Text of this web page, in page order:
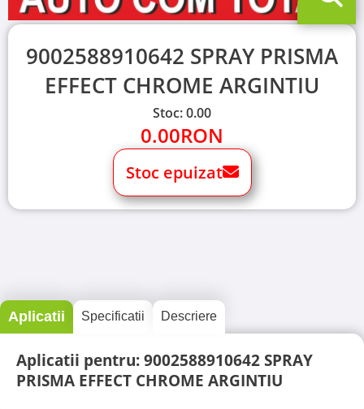
9002588910642 SPRAY PRISMA
EFFECT CHROME ARGINTIU
Stoc: 0.00
0.00RON
Stoc epuizat
Aplicatii Specificatii Descriere
Aplicatii pentru: 9002588910642 SPRAY
PRISMA EFFECT CHROME ARGINTIU